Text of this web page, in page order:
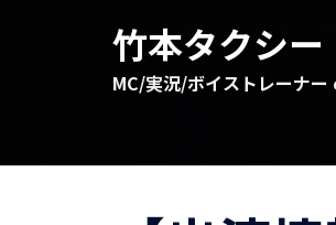
竹本タクシー
MC/実況/ボイストレーナ